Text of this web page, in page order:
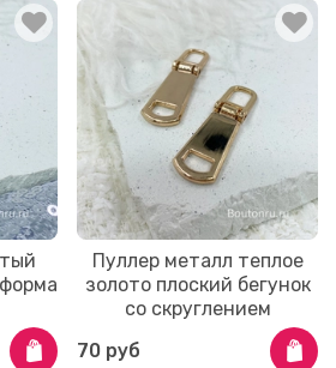
Пуллер металл теплое
золото плоский бегунок
со скруглением
70 руб